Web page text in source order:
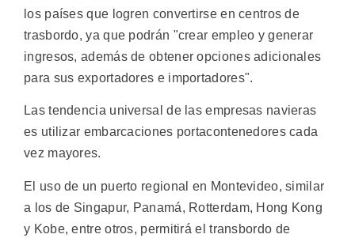
los países que logren convertirse en centros de
trasbordo, ya que podrán "crear empleo y generar
ingresos, además de obtener opciones adicionales
para sus exportadores e importadores".
Las tendencia universal de las empresas navieras
es utilizar embarcaciones portacontenedores cada
vez mayores.
El uso de un puerto regional en Montevideo, similar
a los de Singapur, Panamá, Rotterdam, Hong Kong
y Kobe, entre otros, permitirá el transbordo de